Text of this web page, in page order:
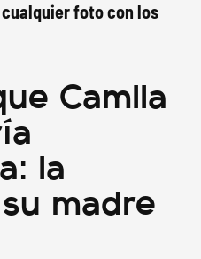
cualquier foto con los
Camila
la
madre